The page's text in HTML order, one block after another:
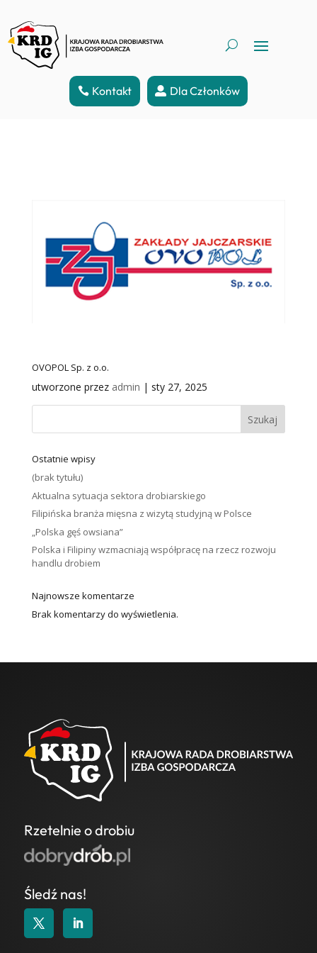
Kontakt Dla Członków
OVOPOL Sp. z o.o.
utworzone przez admin | sty 27, 2025
Szukaj
Ostatnie wpisy
(brak tytułu)
Aktualna sytuacja sektora drobiarskiego
Filipińska branża mięsna z wizytą studyjną w Polsce
„Polska gęś owsiana”
Polska i Filipiny wzmacniają współpracę na rzecz rozwoju
handlu drobiem
Najnowsze komentarze
Brak komentarzy do wyświetlenia.
Rzetelnie o drobiu
Śledź nas!